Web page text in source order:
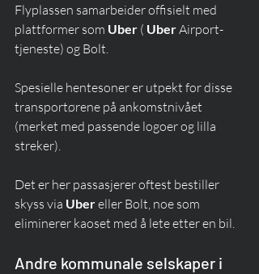
Flyplassen samarbeider offisielt med
plattformer som Uber ( Uber Airport-
tjeneste) og Bolt.
Spesielle hentesoner er utpekt for disse
transportørene på ankomstnivået
(merket med passende logoer og lilla
streker).
Det er her passasjerer oftest bestiller
skyss via Uber eller Bolt, noe som
eliminerer kaoset med å lete etter en bil.
Andre kommunale selskaper i